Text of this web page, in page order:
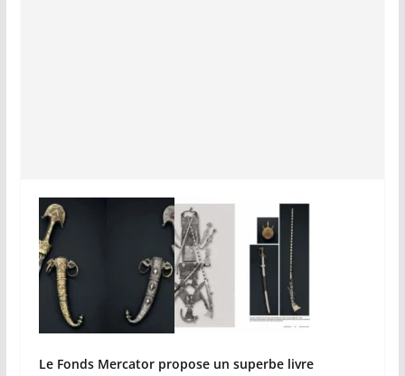
Le Fonds Mercator propose un superbe livre